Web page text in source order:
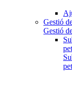
Gestió
Gestió